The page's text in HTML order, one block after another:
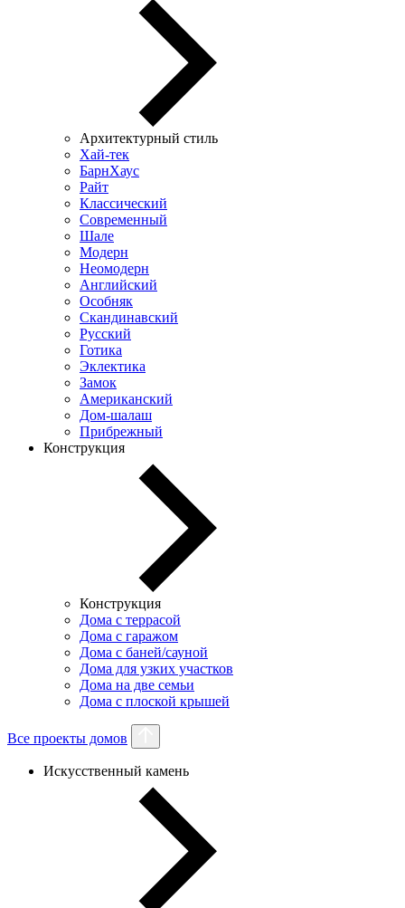
Архитектурный стиль
Хай-тек
БарнХаус
Райт
Классический
Современный
Шале
Модерн
Неомодерн
Английский
Особняк
Скандинавский
Русский
Готика
Эклектика
Замок
Американский
Дом-шалаш
Прибрежный
Конструкция
Конструкция
Дома с террасой
Дома с гаражом
Дома с баней/сауной
Дома для узких участков
Дома на две семьи
Дома с плоской крышей
Все проекты домов
Искусственный камень